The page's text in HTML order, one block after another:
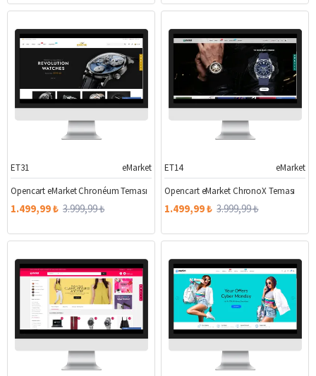
%63
ET31
eMarket
Opencart eMarket Chronéum Teması
1.499,99 ₺ 3.999,99 ₺
%63
ET14
eMarket
Opencart eMarket ChronoX Teması
1.499,99 ₺ 3.999,99 ₺